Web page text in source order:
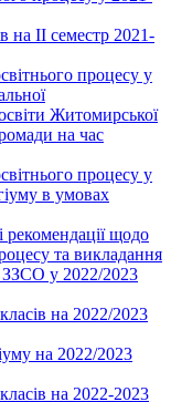
на ІІ семестр 2021-
процесу у
Житомирської
на час
процесу у
в умовах
рекомендації щодо
та викладання
ЗЗСО у 2022/2023
на 2022/2023
на 2022/2023
на 2022-2023